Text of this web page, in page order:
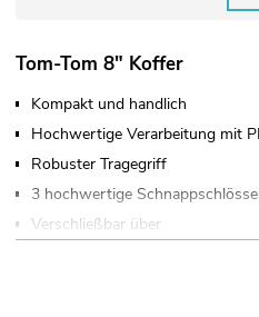
Tom-Tom 8" Koffer
Kompakt und handlich
Hochwertige Verarbeitung mit
Robuster Tragegriff
3 hochwertige
Verschließbar über